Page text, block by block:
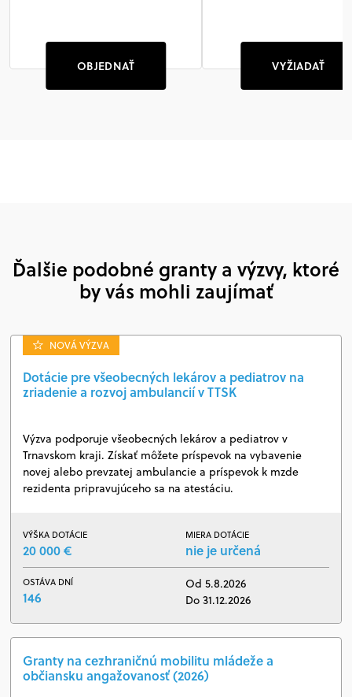
OBJEDNAŤ VYŽIADAŤ
Ďalšie podobné granty a výzvy, ktoré
by vás mohli zaujímať
NOVÁ VÝZVA
Dotácie pre všeobecných lekárov a pediatrov na
zriadenie a rozvoj ambulancií v TTSK
Výzva podporuje všeobecných lekárov a pediatrov v
Trnavskom kraji. Získať môžete príspevok na vybavenie
novej alebo prevzatej ambulancie a príspevok k mzde
rezidenta pripravujúceho sa na atestáciu.
VÝŠKA DOTÁCIE
20 000 €
MIERA DOTÁCIE
nie je určená
OSTÁVA DNÍ
146
Od 5.8.2026
Do 31.12.2026
Granty na cezhraničnú mobilitu mládeže a
občiansku angažovanosť (2026)